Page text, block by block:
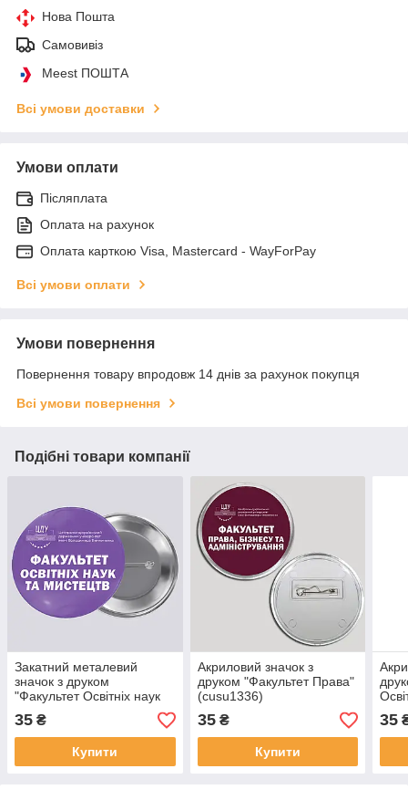
Нова Пошта
Самовивіз
Meest ПОШТА
Всі умови доставки
Умови оплати
Післяплата
Оплата на рахунок
Оплата карткою Visa, Mastercard - WayForPay
Всі умови оплати
Умови повернення
Повернення товару впродовж 14 днів за рахунок покупця
Всі умови повернення
Подібні товари компанії
Закатний металевий
значок з друком
"Факультет Освітніх наук
та мистецтв" (cusu1346)
35 ₴
Купити
Акриловий значок з
друком "Факультет Права"
(cusu1336)
35₴
Купити
35